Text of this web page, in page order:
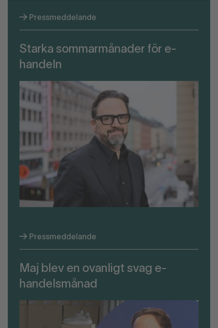
Pressmeddelande
Starka sommarmånader för e-
handeln
Pressmeddelande
Maj blev en ovanligt svag e-
handelsmånad